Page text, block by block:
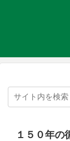
１５０年の